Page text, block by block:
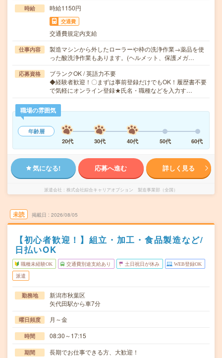
時給 時給1150円
交通費
交通費規定内支給
仕事内容
製造マシンから外したローラーや枠の洗浄作業→薬品を使
った酸洗浄作業もあります。(ヘルメット、保護メガ…
応募資格
ブランクOK / 英語力不要
◆経験者歓迎！〇まずは事前登録だけでもOK！履歴書不要
で気軽にオンライン登録★氏名・職種などを入力す…
職場の雰囲気
年齢層
20代
30代 40代 50代 60代
気になる! 応募へ進む 詳しく見る
派遣会社 株式会社綜合キャリアオプション 製造事業部（全国）
未読 掲載日 2026/08/05
【初心者歓迎！】組立・加工・食品製造など/
日払いOK
職種未経験OK 交通費別途支給あり 土日祝日が休み WEB登録OK
派遣
勤務地
新潟市秋葉区
矢代田駅から車7分
曜日頻度 月～金
時間 08:30～17:15
期間 長期でお仕事できる方、大歓迎！